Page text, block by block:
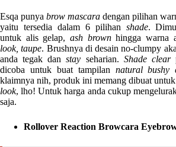
Esqa punyabrow mascara dengan pilihan
yaitu tersedia dalam 6 pilihan shade.
untuk alis gelap,ash brownhingga warna
look, taupe. Brushnya di desain no-clumpy
anda tegak danstay seharian. Shade clear
dicoba untuk buat tampilan natural bushy
klaimnya nih, produk ini memang dibuat
look, lho! Untuk harga anda cukup
saja.
Rollover Reaction Browcara